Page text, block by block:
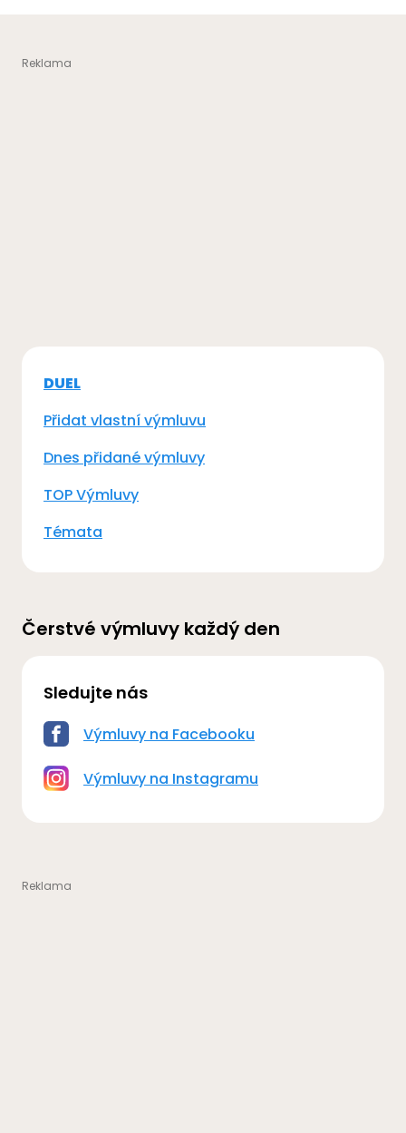
DUEL
Přidat vlastní výmluvu
Dnes přidané výmluvy
TOP Výmluvy
Témata
Čerstvé výmluvy každý den
Sledujte nás
Výmluvy na Facebooku
Výmluvy na Instagramu